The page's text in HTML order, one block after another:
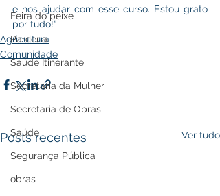
Feira do peixe
Parceria
Saúde Itinerante
Secretaria da Mulher
Secretaria de Obras
Saúde
Segurança Pública
obras
e nos ajudar com esse curso. Estou grato
por tudo!”
Agricultura
Comunidade
Posts recentes Ver tudo